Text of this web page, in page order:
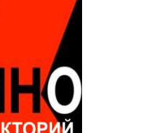
тур